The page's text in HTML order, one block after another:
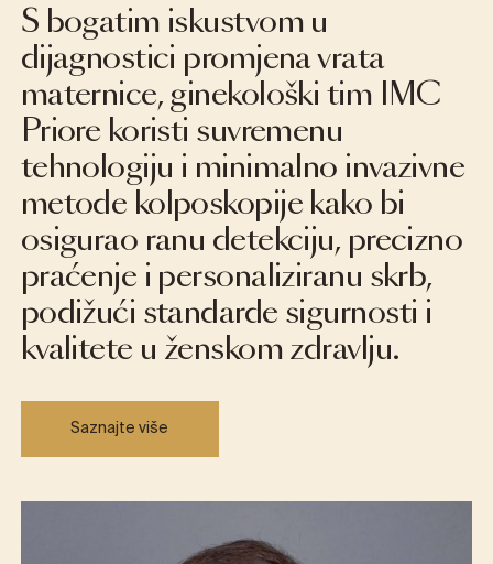
S bogatim iskustvom u
dijagnostici promjena vrata
maternice, ginekološki tim IMC
Priore koristi suvremenu
tehnologiju i minimalno invazivne
metode kolposkopije kako bi
osigurao ranu detekciju, precizno
praćenje i personaliziranu skrb,
podižući standarde sigurnosti i
kvalitete u ženskom zdravlju.
Saznajte više